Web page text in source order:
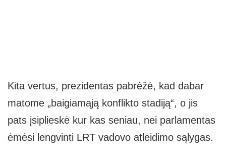
Kita vertus, prezidentas pabrėžė, kad dabar
matome „baigiamąją konflikto stadiją“, o jis
pats įsiplieskė kur kas seniau, nei parlamentas
ėmėsi lengvinti LRT vadovo atleidimo sąlygas.